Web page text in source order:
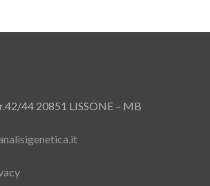
44 20851 LISSONE – MB